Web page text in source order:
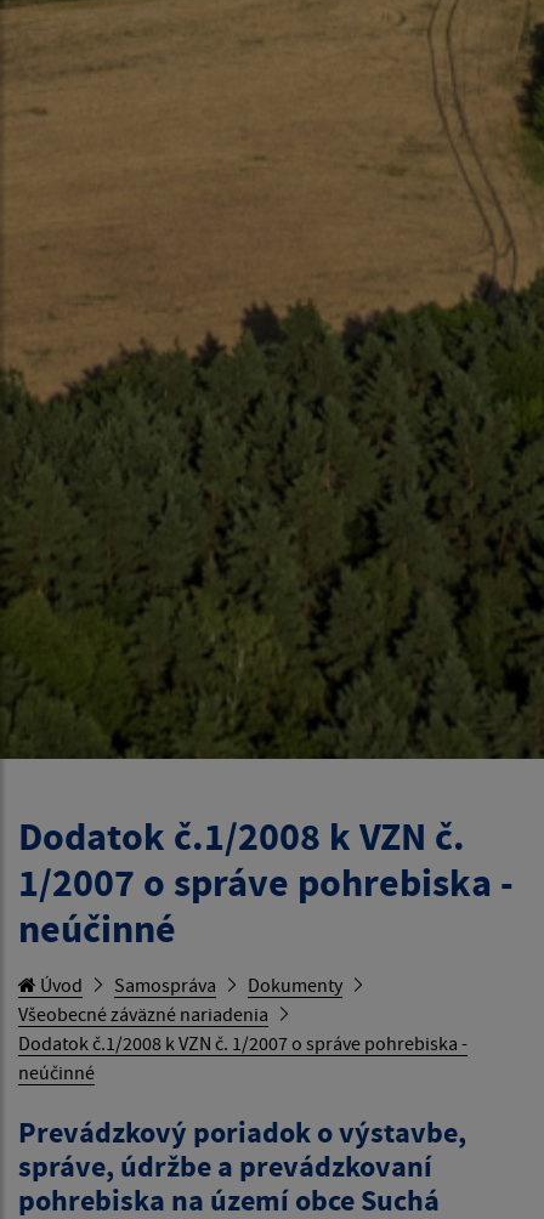
Dodatok č.1/2008 k VZN č.
1/2007 o správe pohrebiska -
neúčinné
Úvod Samospráva
Dokumenty
Všeobecné záväzné nariadenia
Dodatok č.1/2008 k VZN č. 1/2007 o správe pohrebiska -
neúčinné
Prevádzkový poriadok o výstavbe,
správe, údržbe a prevádzkovaní
pohrebiska na území obce Suchá